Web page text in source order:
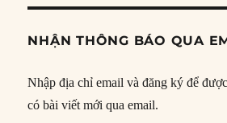
NHẬN THÔNG BÁO QUA
Nhập địa chỉ email và đăng ký để
có bài viết mới qua email.